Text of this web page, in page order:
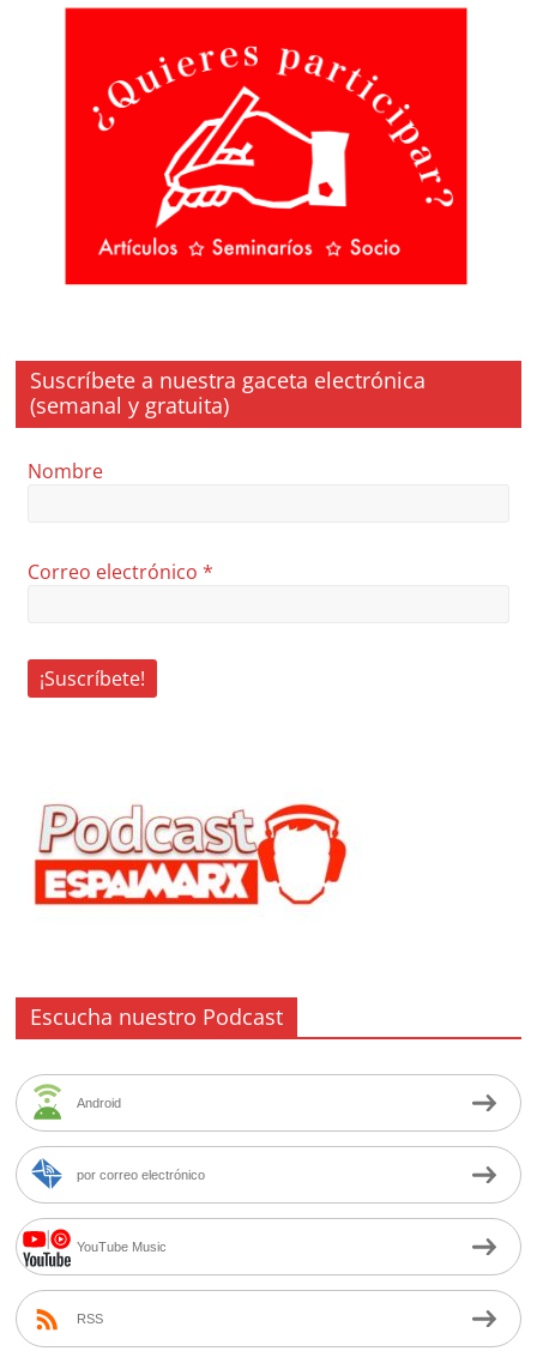
Suscríbete a nuestra gaceta electrónica
(semanal y gratuita)
Nombre
Correo electrónico*
Escucha nuestro Podcast
Android
por correo electrónico
YouTube Music
RSS